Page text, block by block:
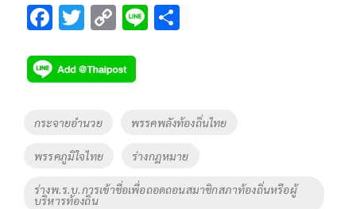
F
e
b
o
k
T
tt
er
C
p
y
Li
Li
Tags
กระจายอำนวย พรรคพลังท้องถิ่นไทย
พรรคภูมิใจไทย ร่างกฎหมาย
ร่างพ.ร.บ.การเข้าชื่อเพื่อถอดถอนสมาชิกสภาท้องถิ่นหรือผู้
บริหารท้องถิ่น